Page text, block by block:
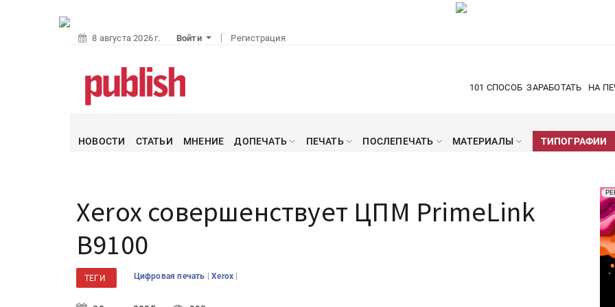
8 августа 2026 г. Войти Регистрация
101 СПОСОБ ЗАРАБОТАТЬ НА
НОВОСТИ СТАТЬИ МНЕНИЕ ДОПЕЧАТЬ ПЕЧАТЬ ПОСЛЕПЕЧАТЬ МАТЕРИАЛЫ ТИПОГРАФИИ
Xerox совершенствует ЦПМ PrimeLink
B9100
ТЕГИ Цифровая печать |Xerox |